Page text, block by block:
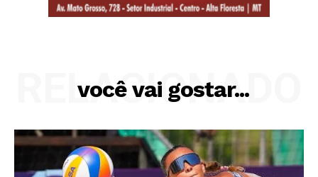
você vai gostar...
RELACIONADO